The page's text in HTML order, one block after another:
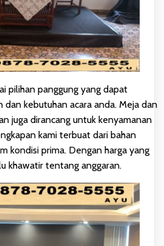
pilihan panggung yang dapat
dan kebutuhan acara anda. Meja dan
juga dirancang untuk kenyamanan
kami terbuat dari bahan
kondisi prima. Dengan harga yang
khawatir tentang anggaran.